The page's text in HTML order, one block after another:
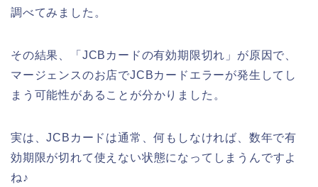
調べてみました。
その結果、「JCBカードの有効期限切れ」が原因で、
マージェンスのお店でJCBカードエラーが発生してし
まう可能性があることが分かりました。
実は、JCBカードは通常、何もしなければ、数年で有
効期限が切れて使えない状態になってしまうんですよ
ね♪